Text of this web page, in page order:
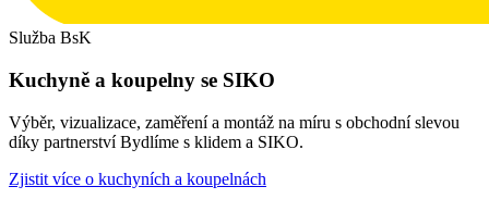
Služba BsK
Kuchyně a koupelny se SIKO
Výběr, vizualizace, zaměření a montáž na míru s obchodní slevou
díky partnerství Bydlíme s klidem a SIKO.
Zjistit více o kuchyních a koupelnách